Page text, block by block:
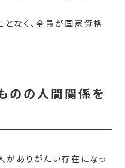
なく、全員が国家資格
のの人間関係を
がありがたい存在になっ